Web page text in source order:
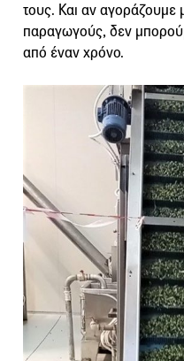
τους. Και αν αγοράζουμε
παραγωγούς, δεν
από έναν χρόνο.